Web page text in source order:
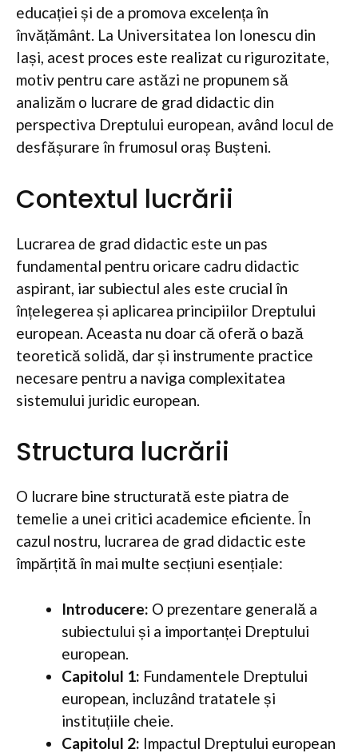
educației și de a promova excelența în
învățământ. La Universitatea Ion Ionescu din
Iași, acest proces este realizat cu rigurozitate,
motiv pentru care astăzi ne propunem să
analizăm o lucrare de grad didactic din
perspectiva Dreptului european, având locul de
desfășurare în frumosul oraș Bușteni.
Contextul lucrării
Lucrarea de grad didactic este un pas
fundamental pentru oricare cadru didactic
aspirant, iar subiectul ales este crucial în
înțelegerea și aplicarea principiilor Dreptului
european. Aceasta nu doar că oferă o bază
teoretică solidă, dar și instrumente practice
necesare pentru a naviga complexitatea
sistemului juridic european.
Structura lucrării
O lucrare bine structurată este piatra de
temelie a unei critici academice eficiente. În
cazul nostru, lucrarea de grad didactic este
împărțită în mai multe secțiuni esențiale:
Introducere: O prezentare generală a
subiectului și a importanței Dreptului
european.
Capitolul 1: Fundamentele Dreptului
european, incluzând tratatele și
instituțiile cheie.
Capitolul 2: Impactul Dreptului european